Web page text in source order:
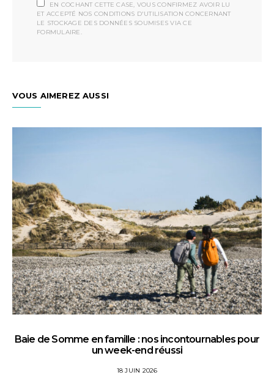
EN COCHANT CETTE CASE, VOUS CONFIRMEZ AVOIR LU
ET ACCEPTÉ NOS CONDITIONS D'UTILISATION CONCERNANT
LE STOCKAGE DES DONNÉES SOUMISES VIA CE
FORMULAIRE.
VOUS AIMEREZ AUSSI
Baie de Somme en famille : nos incontournables pour
un week-end réussi
18 JUIN 2026